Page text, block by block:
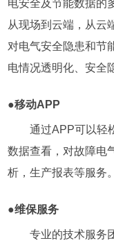
电安全及节能数据的
从现场到云端，从云
对电气安全隐患和节
电情况透明化、安全
●移动APP
通过APP可以轻
数据查看，对故障电
析，生产报表等服务。
●维保服务
专业的技术服务